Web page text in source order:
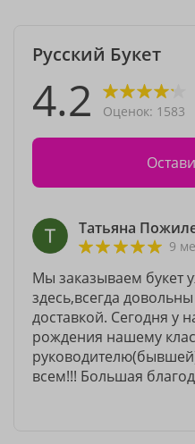
Русский Букет
4.2 Оценок: 1583
Татьяна
9
Мы заказываем букет
здесь,всегда
доставкой. Сегодня у
рождения нашему
всем!!! Большая